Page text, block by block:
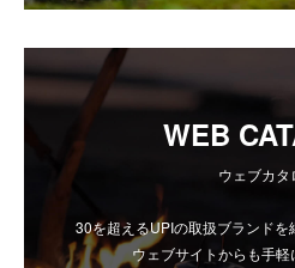
WEB
ウェブカタ
30を超えるUPIの取扱ブランドを
ウェブサイトからも手軽